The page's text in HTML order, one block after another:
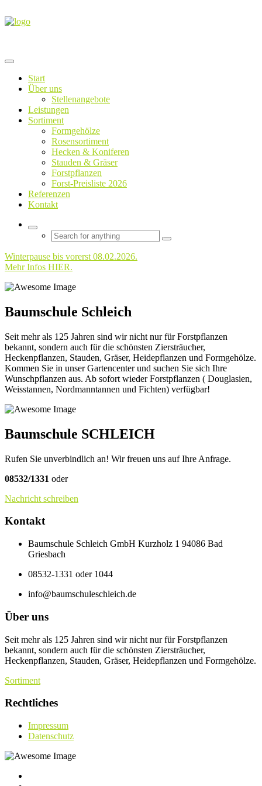
Start
Über uns
Stellenangebote
Leistungen
Sortiment
Formgehölze
Rosensortiment
Hecken & Koniferen
Stauden & Gräser
Forstpflanzen
Forst-Preisliste 2026
Referenzen
Kontakt
Winterpause bis vorerst 08.02.2026.
Mehr Infos HIER.
Baumschule Schleich
Seit mehr als 125 Jahren sind wir nicht nur für Forstpflanzen
bekannt, sondern auch für die schönsten Ziersträucher,
Heckenpflanzen, Stauden, Gräser, Heidepflanzen und Formgehölze.
Kommen Sie in unser Gartencenter und suchen Sie sich Ihre
Wunschpflanzen aus. Ab sofort wieder Forstpflanzen ( Douglasien,
Weisstannen, Nordmanntannen und Fichten) verfügbar!
Baumschule SCHLEICH
Rufen Sie unverbindlich an! Wir freuen uns auf Ihre Anfrage.
08532/1331 oder
Nachricht schreiben
Kontakt
Baumschule Schleich GmbH Kurzholz 1 94086 Bad
Griesbach
08532-1331 oder 1044
info@baumschuleschleich.de
Über uns
Seit mehr als 125 Jahren sind wir nicht nur für Forstpflanzen
bekannt, sondern auch für die schönsten Ziersträucher,
Heckenpflanzen, Stauden, Gräser, Heidepflanzen und Formgehölze.
Sortiment
Rechtliches
Impressum
Datenschutz